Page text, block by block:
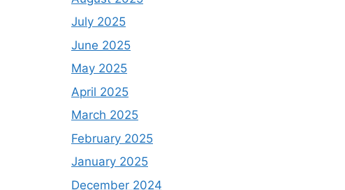
July 2025
June 2025
May 2025
April 2025
March 2025
February 2025
January 2025
December 2024